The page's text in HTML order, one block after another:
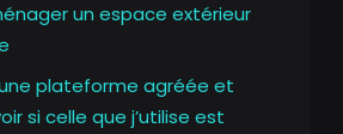
un espace extérieur
plateforme agréée et
si celle que j’utilise est